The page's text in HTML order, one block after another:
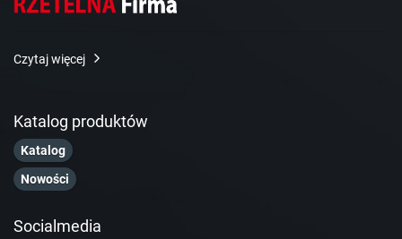
Czytaj więcej
Katalog produktów
Katalog
Nowości
Socialmedia